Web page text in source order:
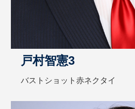
戸村智憲3
バストショット赤ネクタイ